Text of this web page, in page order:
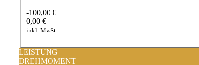
-100,00 €
0,00 €
inkl. MwSt.
LEISTUNG
DREHMOMENT